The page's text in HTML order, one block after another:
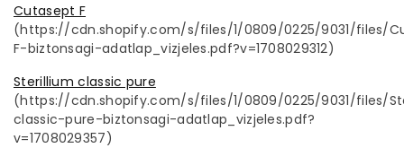
Cutasept F
(https://cdn.shopify.com/s/files/1/0809/0225/9031/files/
F-biztonsagi-adatlap_vizjeles.pdf?v=1708029312)
Sterillium classic pure
(https://cdn.shopify.com/s/files/1/0809/0225/9031/files/
classic-pure-biztonsagi-adatlap_vizjeles.pdf?
v=1708029357)